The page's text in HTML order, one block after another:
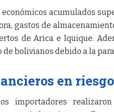
acumulados
gastos de
de Arica e Iquique.
bolivianos debido a la
en riesgo
importadores